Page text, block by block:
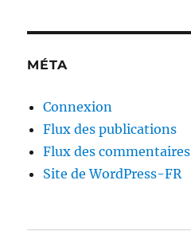
MÉTA
Connexion
Flux des publications
Flux des commentaires
Site de WordPress-FR